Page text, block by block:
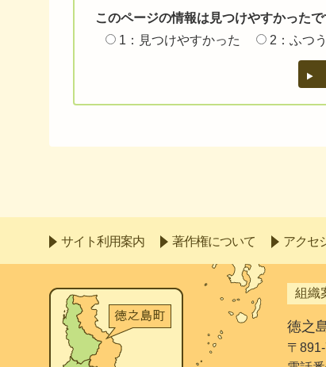
このページの情報は見つけやすかったで
1：見つけやすかった
2：ふつう
サイト利用案内 著作権について アクセ
組織
徳之
〒